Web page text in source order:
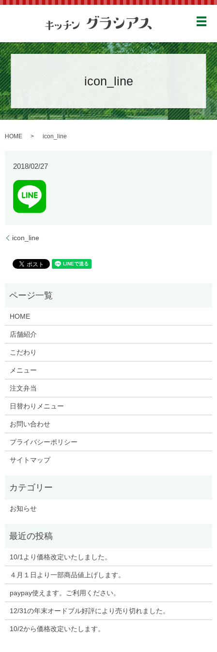
メ
icon_line
HOME icon_line
2018/02/27
icon_line
HOME
店舗紹介
こだわり
メニュー
注文弁当
日替わりメニュー
お問い合わせ
プライバシーポリシー
サイトマップ
お知らせ
10/1より価格改定いたしました。
４月１日より一部商品値上げします。
paypay使えます。ご利用ください。
12/31の年末オードブル好評により売り切れました。
10/2から価格改定いたします。